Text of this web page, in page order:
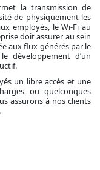
la transmission de
de physiquement les
employés, le Wi-Fi au
doit assurer au sein
aux flux générés par le
développement d’un
un libre accès et une
ou quelconques
assurons à nos clients